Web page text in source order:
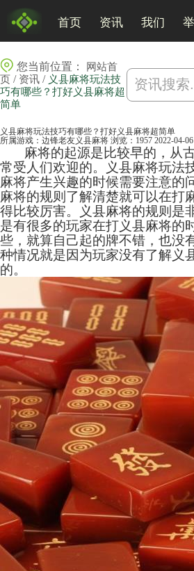
首页 资讯 我们
您当前位置：
网站首
页 / 资讯 / 义县麻将玩法技
巧有哪些？打好义县麻将超
简单
义县麻将玩法技巧有哪些？打好义县麻将超简单
所属游戏： 边锋老友义县麻将 浏览：1957 2022-04-06
麻将的起源是比较早的，从
常受人们欢迎的。义县麻将玩法
麻将产生兴趣的时候需要注意的
麻将的规则了解清楚就可以在打
得比较厉害。义县麻将的规则是
是有很多的玩家在打义县麻将的
些，就算自己起的牌不错，也没
种情况就是因为玩家没有了解义
的。